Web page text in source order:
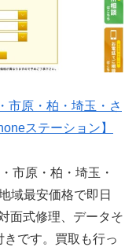
市原・柏・埼玉・さ
ステーション】
市原・柏・埼玉・
域最安価格で即日
面式修理、データそ
です。買取も行っ